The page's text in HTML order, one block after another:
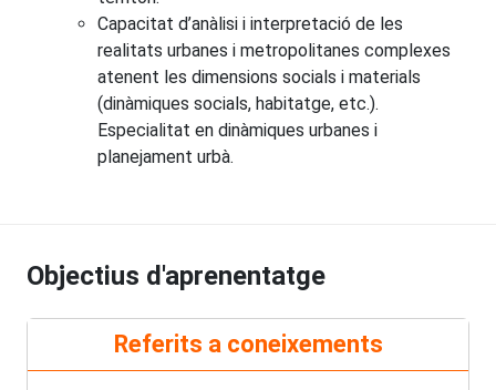
Capacitat d’anàlisi i interpretació de les
realitats urbanes i metropolitanes complexes
atenent les dimensions socials i materials
(dinàmiques socials, habitatge, etc.).
Especialitat en dinàmiques urbanes i
planejament urbà.
Objectius d'aprenentatge
Referits a coneixements